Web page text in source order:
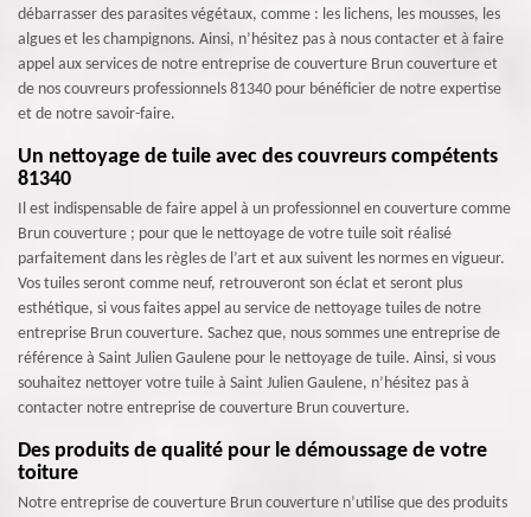
débarrasser des parasites végétaux, comme : les lichens, les mousses, les
algues et les champignons. Ainsi, n’hésitez pas à nous contacter et à faire
appel aux services de notre entreprise de couverture Brun couverture et
de nos couvreurs professionnels 81340 pour bénéficier de notre expertise
et de notre savoir-faire.
Un nettoyage de tuile avec des couvreurs compétents
81340
Il est indispensable de faire appel à un professionnel en couverture comme
Brun couverture ; pour que le nettoyage de votre tuile soit réalisé
parfaitement dans les règles de l’art et aux suivent les normes en vigueur.
Vos tuiles seront comme neuf, retrouveront son éclat et seront plus
esthétique, si vous faites appel au service de nettoyage tuiles de notre
entreprise Brun couverture. Sachez que, nous sommes une entreprise de
référence à Saint Julien Gaulene pour le nettoyage de tuile. Ainsi, si vous
souhaitez nettoyer votre tuile à Saint Julien Gaulene, n’hésitez pas à
contacter notre entreprise de couverture Brun couverture.
Des produits de qualité pour le démoussage de votre
toiture
Notre entreprise de couverture Brun couverture n’utilise que des produits